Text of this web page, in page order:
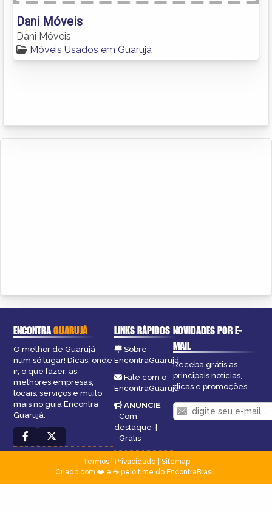
Dani Móveis
Dani Móveis
Móveis Usados em Guarujá
ENCONTRAGUARUJÁ
O melhor de Guarujá
num só lugar! Dicas, onde
ir, o que fazer, as
melhores empresas,
locais, serviços e muito
mais no guia Encontra
Guarujá.
LINKS RÁPIDOS
Sobre
EncontraGuarujá
Fale com o
EncontraGuarujá
ANUNCIE:
Com
destaque |
Grátis
NOVIDADES POR E-
MAIL
Receba grátis as
principais notícias,
dicas e promoções
Termos| Privacidade
Sitemap
Criado com ❤️ e ☕ pelo time do EncontraBrasil